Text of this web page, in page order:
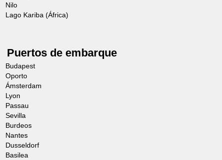
Nilo
Lago Kariba (África)
Puertos de embarque
Budapest
Oporto
Ámsterdam
Lyon
Passau
Sevilla
Burdeos
Nantes
Dusseldorf
Basilea